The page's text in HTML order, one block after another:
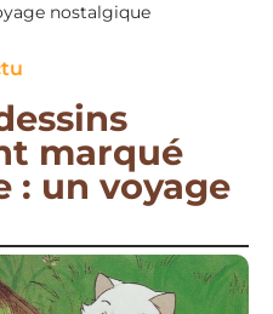
nostalgique
marqué
: un voyage